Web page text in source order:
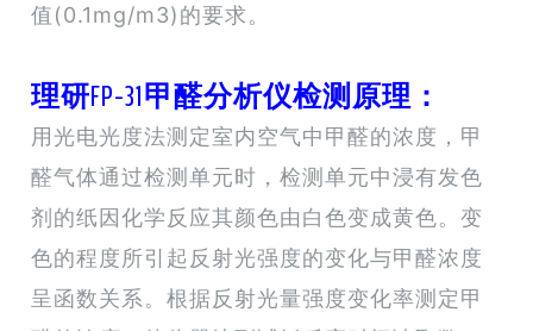
值(0.1mg/m3)的要求。
理研FP-31甲醛分析仪检测原理：
用光电光度法测定室内空气中甲醛的浓度，甲
醛气体通过检测单元时，检测单元中浸有发色
剂的纸因化学反应其颜色由白色变成黄色。变
色的程度所引起反射光强度的变化与甲醛浓度
呈函数关系。根据反射光量强度变化率测定甲